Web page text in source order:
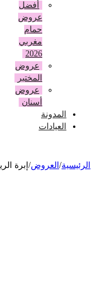
أفضل
عروض
حمام
مغربي
عروض
المختبر
عروض
أسنان
المدونة
العيادات
/العروض إبرة الريتش 5 مل لنضارة الوجه